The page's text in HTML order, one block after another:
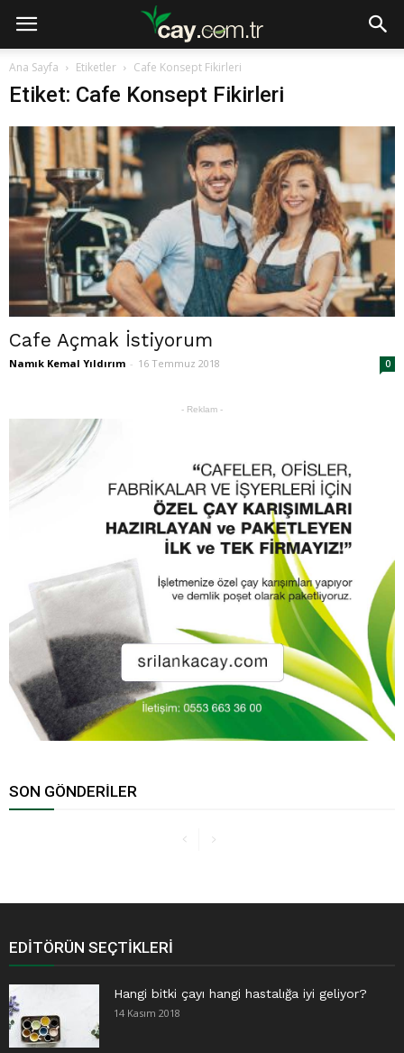
Ana Sayfa Etiketler Cafe Konsept Fikirleri
Etiket: Cafe Konsept Fikirleri
Cafe Açmak İstiyorum
Namık Kemal Yıldırım - 16 Temmuz 2018 0
- Reklam -
SON GÖNDERILER
EDITÖRÜN SEÇTIKLERI
Hangi bitki çayı hangi hastalığa iyi geliyor?
14 Kasım 2018